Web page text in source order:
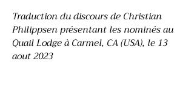
Traduction du discours de Christian
Philippsen présentant les nominés au
Quail Lodge à Carmel, CA (USA), le 13
aout 2023